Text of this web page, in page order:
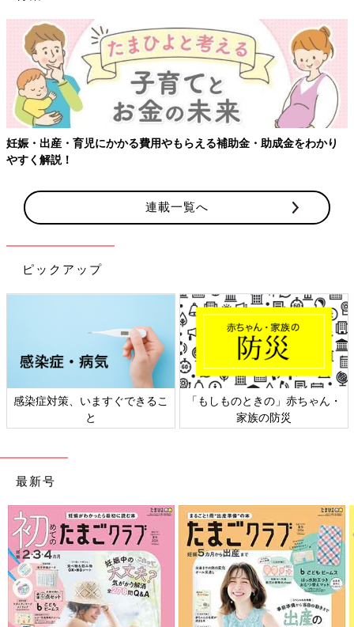
妊娠・出産・育児にかかる費用やもらえる補助金・助成金をわかり
やすく解説！
連載一覧へ
ピックアップ
感染症対策、いますぐできるこ
と
「もしものときの」赤ちゃん・
家族の防災
最新号